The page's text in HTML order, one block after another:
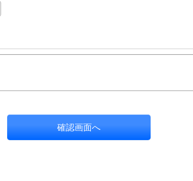
確認画面へ